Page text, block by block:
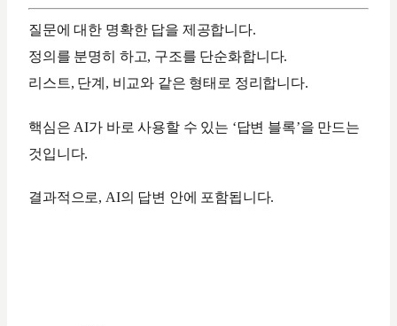
질문에 대한 명확한 답을 제공합니다.
정의를 분명히 하고, 구조를 단순화합니다.
리스트, 단계, 비교와 같은 형태로 정리합니다.
핵심은 AI가 바로 사용할 수 있는 ‘답변 블록’을 만드는
것입니다.
결과적으로, AI의 답변 안에 포함됩니다.